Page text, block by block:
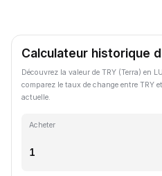
Calculateur historique
Découvrez la valeur de TRY (Terra) en
comparez le taux de change entre TRY
actuelle.
Acheter